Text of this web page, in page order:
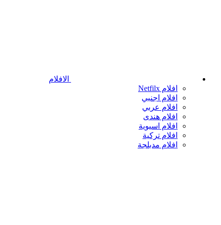
الافلام
افلام Netfilx
افلام اجنبي
افلام عربي
افلام هندى
افلام اسيوية
افلام تركية
افلام مدبلجة